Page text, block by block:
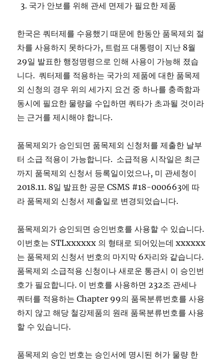
국가 안보를 위해 관세 면제가 필요한 제품
한국은 쿼터제를 수용했기 때문에 한동안 품목제외 절
차를 사용하지 못하다가, 트럼프 대통령이 지난 8월
29일 발표한 행정명령으로 인해 사용이 가능해 졌습
니다. 쿼터제를 적용하는 국가의 제품에 대한 품목제
외 신청의 경우 위의 세가지 요건 중 하나를 충족함과
동시에 필요한 물량을 수입하면 쿼타가 초과될 것이라
는 근거를 제시해야 합니다.
품목제외가 승인되면 품목제외 신청처를 제출한 날부
터 소급 적용이 가능합니다. 소급적용 시작일은 최근
까지 품목제외 신청서 등록일이었으나, 미 관세청이
2018.11. 8일 발표한 공문 CSMS #18-000663에 따
라 품목제외 신청서 제출일로 변경되었습니다.
품목제외가 승인되면 승인번호를 사용할 수 있습니다.
이번호는 STLxxxxxx 의 형태로 되어있는데 xxxxxx
는 품목제외 신청서 번호의 마지막 6자리와 같습니다.
품목제외 소급적용 신청이나 새로운 통관시 이 승인번
호가 필요합니다. 이 번호를 사용하면 232조 관세나
쿼터를 적용하는 Chapter 99의 품목분류번호를 사용
하지 않고 해당 철강제품의 원래 품목분류번호를 사용
할 수 있습니다.
품목제외 승인 번호는 승인서에 명시된 허가 물량 한